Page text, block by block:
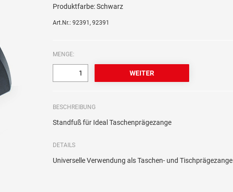
Produktfarbe:Schwarz
Art.Nr.: 92391, 92391
MENGE:
BESCHREIBUNG
Standfuß für Ideal Taschenprägezange
DETAILS
Universelle Verwendung als Taschen- und Tischprägezange